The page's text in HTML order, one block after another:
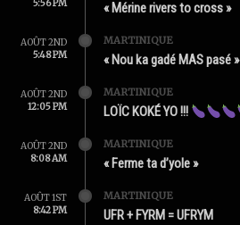
5:56 PM
« Mérine rivers to cross »
AOÛT 2ND
5:48 PM
MARTINIQUE
« Nou ka gadé MAS pasé »
AOÛT 2ND
12:05 PM
MARTINIQUE
LOÏC KOKÉ YO !!!
AOÛT 2ND
8:08 AM
MARTINIQUE
« Ferme ta d’yole »
AOÛT 1ST
8:42 PM
MARTINIQUE
UFR + FYRM = UFRYM